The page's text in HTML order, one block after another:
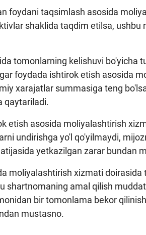
foydani taqsimlash asosida
shaklida taqdim etilsa, ushbu
tomonlarning kelishuvi bo'yicha
foydada ishtirok etish asosida
xarajatlar summasiga teng
qaytariladi.
etish asosida moliyalashtirish
undirishga yo'l qo'yilmaydi,
yetkazilgan zarar bundan
moliyalashtirish xizmati
shartnomaning amal qilish
bir tomonlama bekor
mustasno.